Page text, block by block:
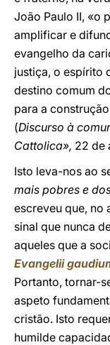
João Paulo II, «o
amplificar e
evangelho da
justiça, o espírito
destino comum
para a
(Discurso à
Cattolica», 22 de
Isto leva-nos ao
mais pobres e
escreveu que, no
sinal que nunca
aqueles que a
Evangelii
Portanto, tornar-
aspeto
cristão. Isto
humilde